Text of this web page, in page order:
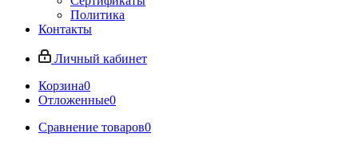
Политика
Контакты
Личный кабинет
Корзина0
Отложенные0
Сравнение товаров0